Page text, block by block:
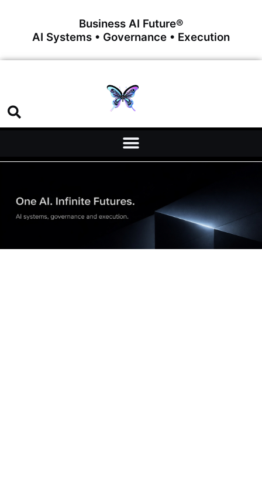
Business AI Future®
AI Systems • Governance • Execution